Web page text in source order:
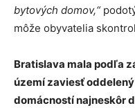
bytových domov,“
môže obyvatelia
Bratislava mala podľa
území zaviesť
domácností najneskôr